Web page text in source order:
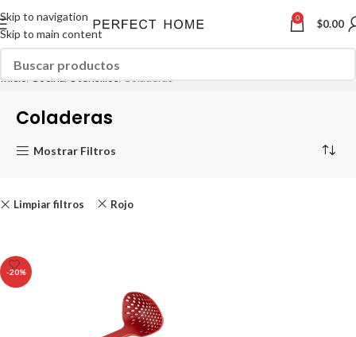
Skip to navigation
Skip to main content
0 $0.00
Inicio Cocina Utensilios Coladeras
Coladeras
Mostrar Filtros
Limpiar filtros Rojo
-20%